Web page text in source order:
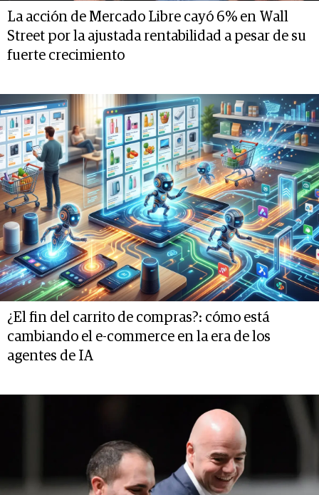
La acción de Mercado Libre cayó 6% en Wall
Street por la ajustada rentabilidad a pesar de su
fuerte crecimiento
¿El fin del carrito de compras?: cómo está
cambiando el e-commerce en la era de los
agentes de IA